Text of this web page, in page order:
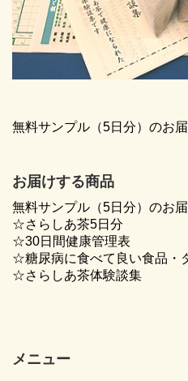
無料サンプル（5日分）のお
お届けする商品
無料サンプル（5日分）のお
☆さらしあ茶5日分
☆30日間健康管理表
☆糖尿病に食べて良い食品・
☆さらしあ茶体験談集
メニュー